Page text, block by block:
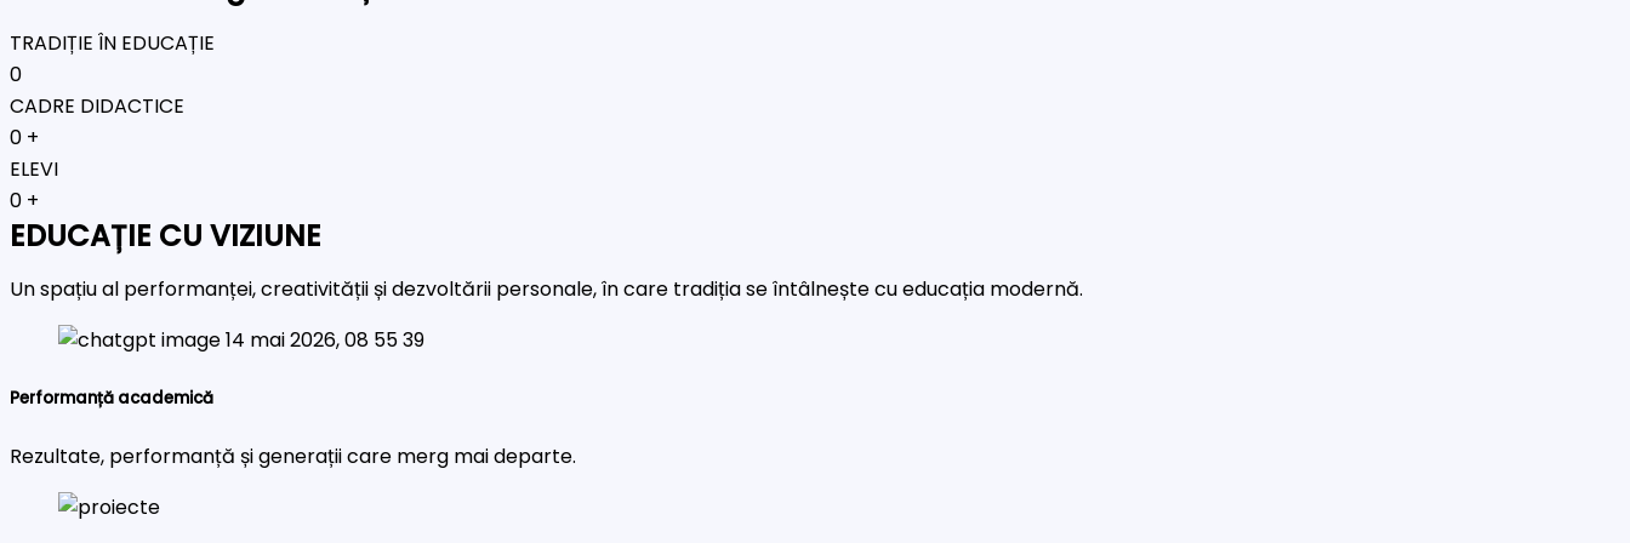
TRADIȚIE ÎN EDUCAȚIE
0
CADRE DIDACTICE
0 +
ELEVI
0 +
EDUCAȚIE CU VIZIUNE
Un spațiu al performanței, creativității și dezvoltării personale, în care tradiția se întâlnește cu educația modernă.
Performanță academică
Rezultate, performanță și generații care merg mai departe.